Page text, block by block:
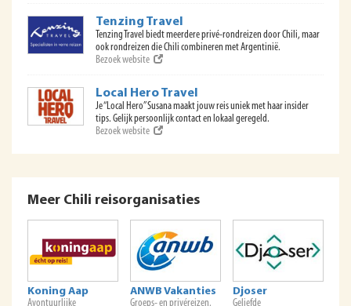
Tenzing Travel
Tenzing Travel biedt meerdere privé-rondreizen door Chili, maar
ook rondreizen die Chili combineren met Argentinië.
Bezoek website
Local Hero Travel
Je “Local Hero” Susana maakt jouw reis uniek met haar insider
tips. Gelijk persoonlijk contact en lokaal geregeld.
Bezoek website
Meer Chili reisorganisaties
Koning Aap
Avontuurlijke
ANWB Vakanties
Groeps- en privéreizen.
Djoser
Geliefde